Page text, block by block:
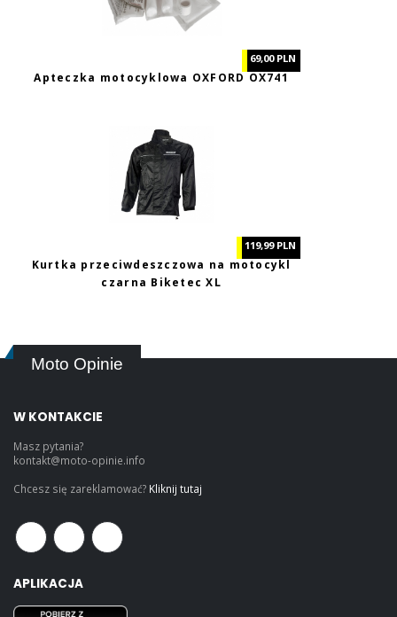
69,00 PLN
Apteczka motocyklowa OXFORD OX741
119,99 PLN
Kurtka przeciwdeszczowa na motocykl
czarna Biketec XL
Moto Opinie
W KONTAKCIE
Masz pytania?
kontakt@moto-opinie.info
Chcesz się zareklamować? Kliknij tutaj
APLIKACJA